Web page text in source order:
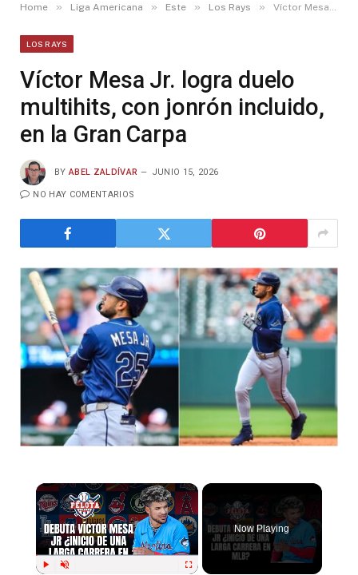
Home » Liga Americana » Este » Los Rays » Víctor Mesa Jr. logra duelo multihits, con jonrón incluido, en la Gran Carpa
LOS RAYS
Víctor Mesa Jr. logra duelo
multihits, con jonrón incluido,
en la Gran Carpa
BY ABEL ZALDÍVAR JUNIO 15, 2026
NO HAY COMENTARIOS
Now Playing